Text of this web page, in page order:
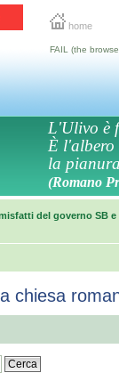
home
FAIL (the
L'Ulivo è
È l'albero
la
(Romano
del governo SB e
chiesa